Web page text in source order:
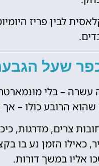
לבין פריז
שעל
הרובע כולו –
צרים, מדרגות,
כאילו הזמן נע בו
אליו במשך דורות.